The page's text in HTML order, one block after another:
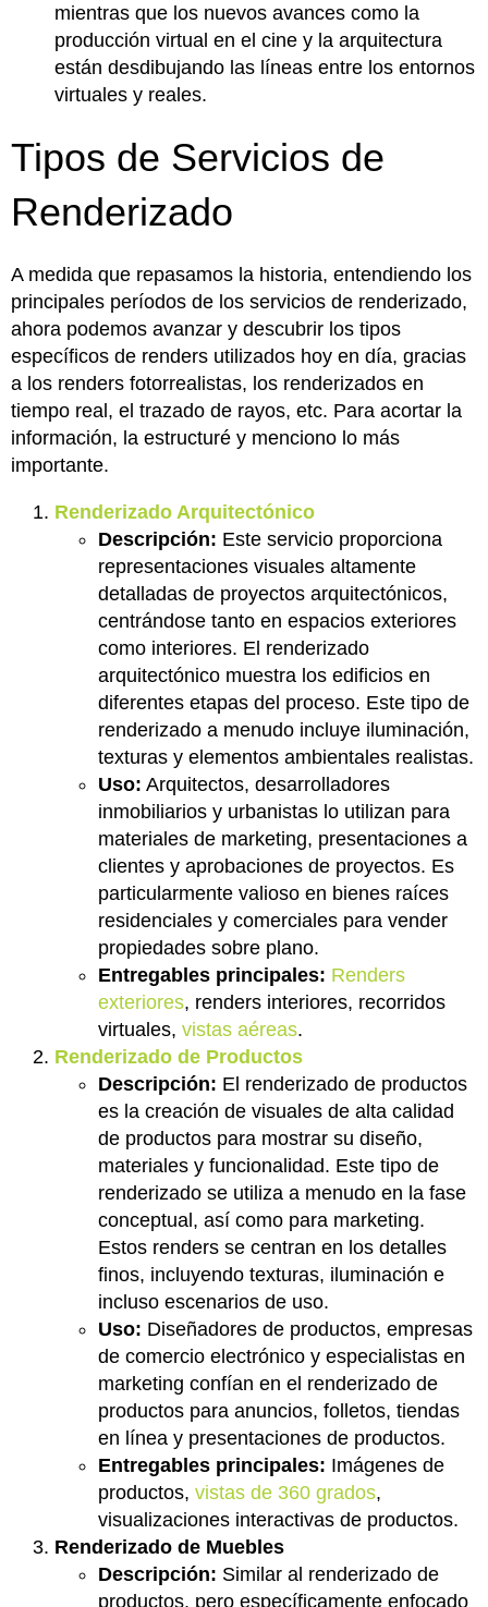
mientras que los nuevos avances como la
producción virtual en el cine y la arquitectura
están desdibujando las líneas entre los entornos
virtuales y reales.
Tipos de Servicios de
Renderizado
A medida que repasamos la historia, entendiendo los
principales períodos de los servicios de renderizado,
ahora podemos avanzar y descubrir los tipos
específicos de renders utilizados hoy en día, gracias
a los renders fotorrealistas, los renderizados en
tiempo real, el trazado de rayos, etc. Para acortar la
información, la estructuré y menciono lo más
importante.
Renderizado Arquitectónico
Descripción: Este servicio proporciona
representaciones visuales altamente
detalladas de proyectos arquitectónicos,
centrándose tanto en espacios exteriores
como interiores. El renderizado
arquitectónico muestra los edificios en
diferentes etapas del proceso. Este tipo de
renderizado a menudo incluye iluminación,
texturas y elementos ambientales realistas.
Uso: Arquitectos, desarrolladores
inmobiliarios y urbanistas lo utilizan para
materiales de marketing, presentaciones a
clientes y aprobaciones de proyectos. Es
particularmente valioso en bienes raíces
residenciales y comerciales para vender
propiedades sobre plano.
Entregables principales: Renders
exteriores, renders interiores, recorridos
virtuales, vistas aéreas.
Renderizado de Productos
Descripción: El renderizado de productos
es la creación de visuales de alta calidad
de productos para mostrar su diseño,
materiales y funcionalidad. Este tipo de
renderizado se utiliza a menudo en la fase
conceptual, así como para marketing.
Estos renders se centran en los detalles
finos, incluyendo texturas, iluminación e
incluso escenarios de uso.
Uso: Diseñadores de productos, empresas
de comercio electrónico y especialistas en
marketing confían en el renderizado de
productos para anuncios, folletos, tiendas
en línea y presentaciones de productos.
Entregables principales: Imágenes de
productos, vistas de 360 grados,
visualizaciones interactivas de productos.
Renderizado de Muebles
Descripción: Similar al renderizado de
productos, pero específicamente enfocado